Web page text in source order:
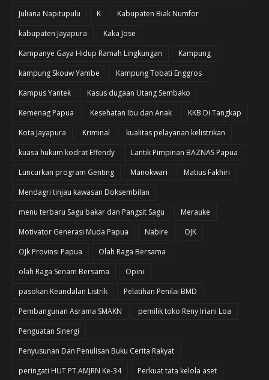
Juliana Napitupulu
K
Kabupaten Biak Numfor
kabupaten Jayapura
Kaka Jose
Kampanye Gaya Hidup Ramah Lingkungan
Kampung
kampung Skouw Yambe
Kampung Tobati Enggros
Kampus Yantek
Kasus dugaan Utang Sembako
Kemenag Papua
Kesehatan Ibu dan Anak
KKB Di Tangkap
Kota Jayapura
Kriminal
kualitas pelayanan kelistrikan
kuasa hukum kodrat Effendy
Lantik Pimpinan BAZNAS Papua
Luncurkan program Genting
Manokwari
Matius Fakhiri
Mendagri tinjau kawasan Doksembilan
menu terbaru Sagu bakar dan Pangsit Sagu
Merauke
Motivator Generasi Muda Papua
Nabire
OJK
OJk Provinsi Papua
Olah Raga Bersama
olah Raga Senam Bersama
Opini
pasokan Keandalan Listrik
Pelatihan Penilai BMD
Pembangunan Asrama SMAKN
pemilik toko Reny Iriani Loa
Penguatan Sinergi
Penyusunan Dan Penulisan Buku Cerita Rakyat
peringati HUT PT.AMJRN Ke-34
Perkuat tata kelola aset